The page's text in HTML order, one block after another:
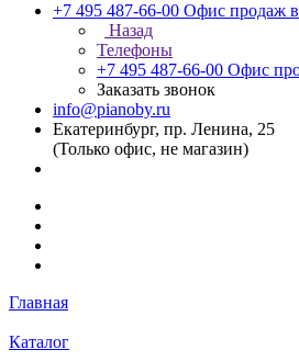
+7 495 487-66-00 Офис продаж в
Назад
Телефоны
+7 495 487-66-00 Офис
Заказать звонок
info@pianoby.ru
Екатеринбург, пр. Ленина, 25
(Только офис, не магазин)
Главная
Каталог